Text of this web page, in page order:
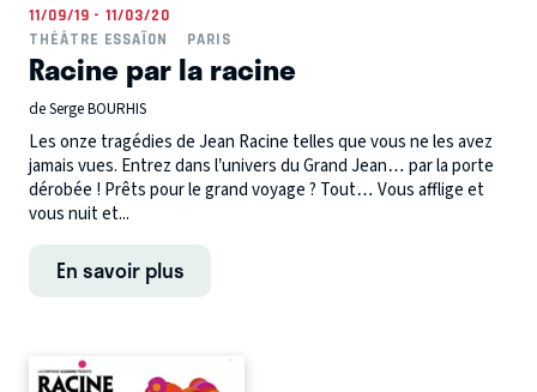
11/09/19 - 11/03/20
THÉÂTRE ESSAÏON
PARIS
Racine par la racine
de Serge BOURHIS
Les onze tragédies de Jean Racine telles que vous ne les avez
jamais vues. Entrez dans l’univers du Grand Jean… par la porte
dérobée ! Prêts pour le grand voyage ? Tout… Vous afflige et
vous nuit et...
En savoir plus